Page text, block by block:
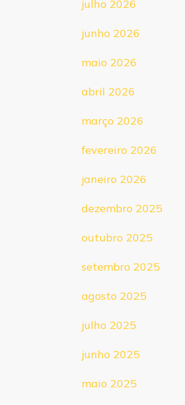
julho 2026
junho 2026
maio 2026
abril 2026
março 2026
fevereiro 2026
janeiro 2026
dezembro 2025
outubro 2025
setembro 2025
agosto 2025
julho 2025
junho 2025
maio 2025